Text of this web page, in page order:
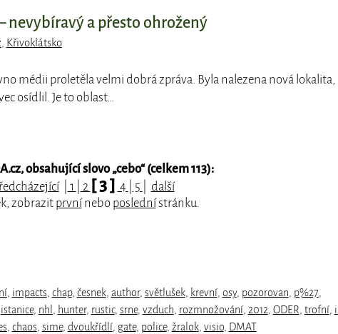
nevybíravý a přesto ohrožený
,
Křivoklátsko
médii proletěla velmi dobrá zpráva. Byla nalezena nová lokalita,
osídlil. Je to oblast…
obsahující slovo „cebo“ (celkem 113):
| 1 2 [ 3 ] 4 5
další
zobrazit prvnínebo poslednístránku.
, impacts chap, česnek, author, světlušek, krevní, osy, pozorovan p%27,
istanice, nhl hunter, rustic, srne, vzduch rozmnožování, 2012 ODER trofní,
chaos sime, dvoukřídlí, gate, police, žralok, visio, DMAT